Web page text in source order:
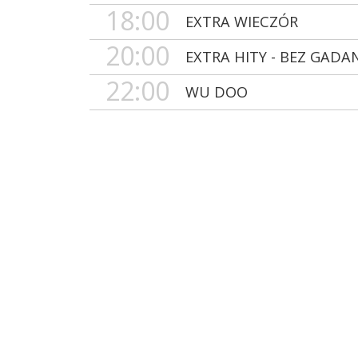
18:00
EXTRA WIECZÓR
20:00 EXTRA HITY - BEZ
22:00 WU DOO